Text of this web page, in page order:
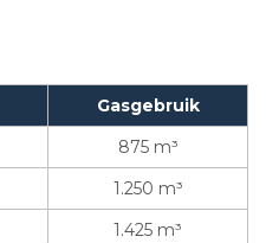
Gasgebruik
875 m³
1.250 m³
1.425 m³